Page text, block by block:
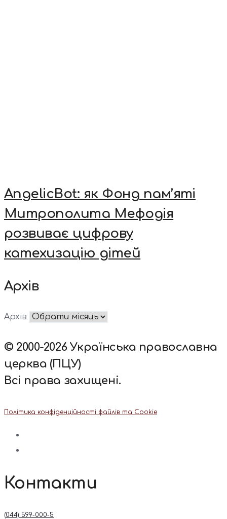
AngelicBot: як Фонд пам’яті
Митрополита Мефодія
розвиває цифрову
катехизацію дітей
Архів
Архів
© 2000-2026 Українська православна
церква (ПЦУ)
Всі права захищені.
Політика конфіденційності файлів та Cookie
Контакти
(044) 599-000-5